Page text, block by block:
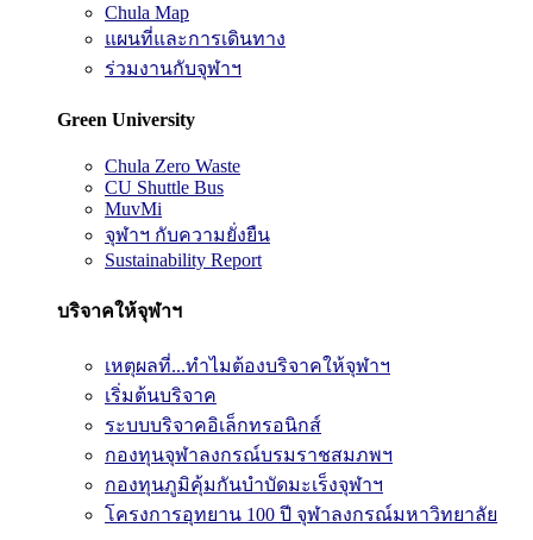
Chula Map
แผนที่และการเดินทาง
ร่วมงานกับจุฬาฯ
Green University
Chula Zero Waste
CU Shuttle Bus
MuvMi
จุฬาฯ กับความยั่งยืน
Sustainability Report
บริจาคให้จุฬาฯ
เหตุผลที่...ทำไมต้องบริจาคให้จุฬาฯ
เริ่มต้นบริจาค
ระบบบริจาคอิเล็กทรอนิกส์
กองทุนจุฬาลงกรณ์บรมราชสมภพฯ
กองทุนภูมิคุ้มกันบำบัดมะเร็งจุฬาฯ
โครงการอุทยาน 100 ปี จุฬาลงกรณ์มหาวิทยาลัย